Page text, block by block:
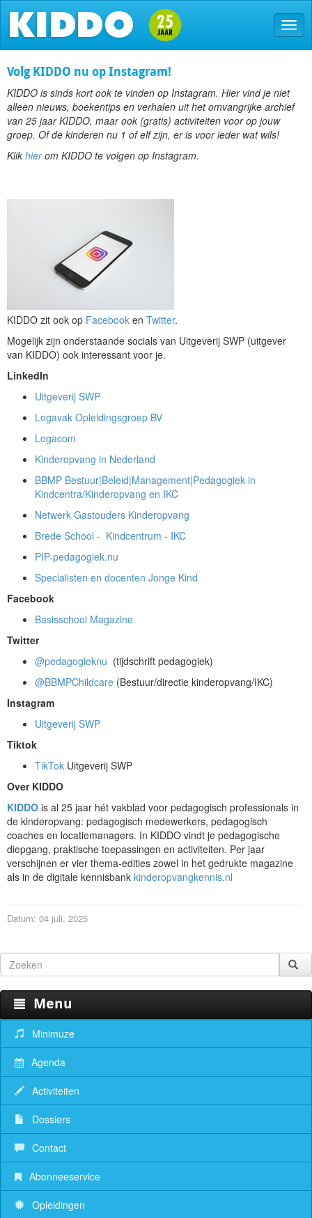
Volg KIDDO nu op Instagram!
KIDDO is sinds kort ook te vinden op Instagram. Hier vind je niet
alleen nieuws, boekentips en verhalen uit het omvangrijke archief
van 25 jaar KIDDO, maar ook (gratis) activiteiten voor op jouw
groep. Of de kinderen nu 1 of elf zijn, er is voor ieder wat wils!
Klik hierom KIDDO te volgen op Instagram.
KIDDO zit ook op Facebook en Twitter.
Mogelijk zijn onderstaande socials van Uitgeverij SWP (uitgever
van KIDDO) ook interessant voor je.
LinkedIn
Uitgeverij SWP
Logavak Opleidingsgroep BV
Logacom
Kinderopvang in Nederland
BBMP Bestuur|Beleid|Management|Pedagogiek in
Kindcentra/Kinderopvang en IKC
Netwerk Gastouders Kinderopvang
Brede School - Kindcentrum - IKC
PIP-pedagogiek.nu
Specialisten en docenten Jonge Kind
Facebook
Basisschool Magazine
Twitter
@pedagogieknu (tijdschrift pedagogiek)
@BBMPChildcare (Bestuur/directie kinderopvang/IKC)
Instagram
Uitgeverij SWP
Tiktok
TikTok Uitgeverij SWP
Over KIDDO
KIDDO is al 25 jaar hét vakblad voor pedagogisch professionals in
de kinderopvang: pedagogisch medewerkers, pedagogisch
coaches en locatiemanagers. In KIDDO vindt je pedagogische
diepgang, praktische toepassingen en activiteiten. Per jaar
verschijnen er vier thema-edities zowel in het gedrukte magazine
als in de digitale kennisbank kinderopvangkennis.nl
Datum: 04 juli, 2025
Menu
Minimuze
Agenda
Activiteiten
Dossiers
Contact
Abonneeservice
Opleidingen